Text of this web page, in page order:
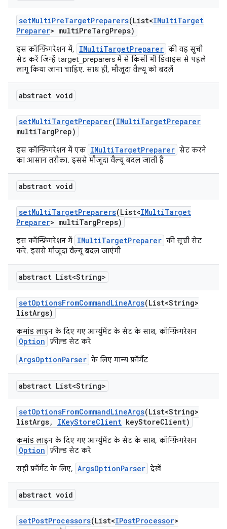
setMultiPreTargetPreparers(List<IMultiTarget
Preparer> multiPreTargPreps)
इस कॉन्फ़िगरेशन में, IMultiTargetPreparer की वह सूची
सेट करें जिन्हें target_preparers में से किसी भी डिवाइस से पहले
लागू किया जाना चाहिए. साथ ही, मौजूदा वैल्यू को बदलें
abstract void
setMultiTargetPreparer(IMultiTargetPreparer
multiTargPrep)
इस कॉन्फ़िगरेशन में एक IMultiTargetPreparer सेट करने
का आसान तरीका. इससे मौजूदा वैल्यू बदल जाती हैं
abstract void
setMultiTargetPreparers(List<IMultiTarget
Preparer> multiTargPreps)
इस कॉन्फ़िगरेशन में IMultiTargetPreparer की सूची सेट
करें. इससे मौजूदा वैल्यू बदल जाएंगी
abstract List<String>
setOptionsFromCommandLineArgs(List<String>
listArgs)
कमांड लाइन के दिए गए आर्ग्युमेंट के सेट के साथ, कॉन्फ़िगरेशन
Option फ़ील्ड सेट करें
ArgsOptionParser के लिए मान्य फ़ॉर्मैट
abstract List<String>
setOptionsFromCommandLineArgs(List<String>
listArgs, IKeyStoreClient keyStoreClient)
कमांड लाइन के दिए गए आर्ग्युमेंट के सेट के साथ, कॉन्फ़िगरेशन
Option फ़ील्ड सेट करें
सही फ़ॉर्मैट के लिए, ArgsOptionParser देखें
abstract void
setPostProcessors(List<IPostProcessor>